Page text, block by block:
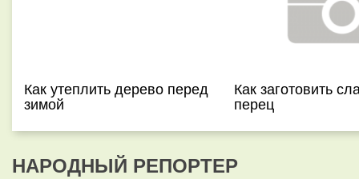
Как утеплить дерево перед
зимой
Как заготовить
перец
НАРОДНЫЙ РЕПОРТЕР